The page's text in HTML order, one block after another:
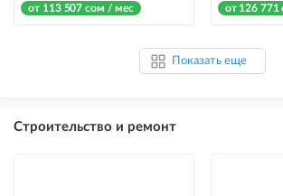
от 113 507 сом / мес от 126
Показать еще
Строительство и ремонт